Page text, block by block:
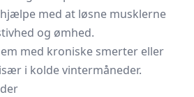
med at løsne musklerne
og ømhed.
med kroniske smerter eller
i kolde vintermåneder.